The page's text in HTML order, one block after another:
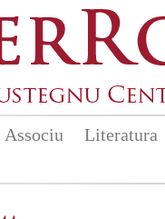
Associu Literatura